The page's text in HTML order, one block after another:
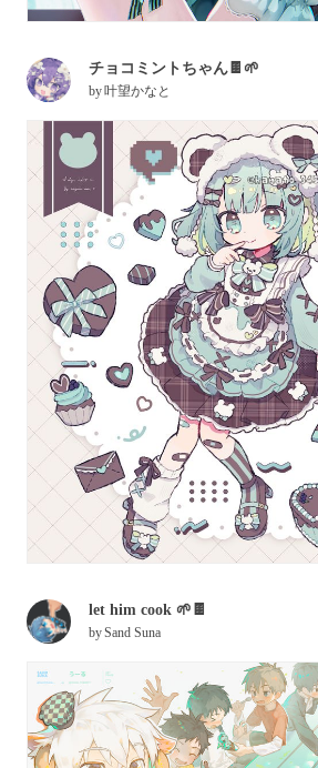
チョコミントちゃん🍫‪🌱‬
by叶望かなと
let him cook 🌱🍫
bySand Suna